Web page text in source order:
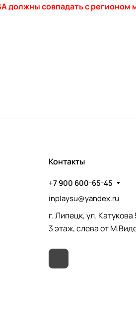
должны совпадать с регионом
Контакты
+7 900 600-65-45
inplaysu@yandex.ru
г. Липецк, ул.
3 этаж, слева от